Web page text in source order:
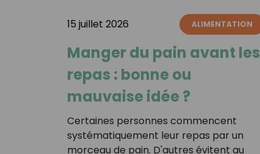
15 juillet 2026 ALIMENTATION
Manger du pain avant les
repas : bonne ou
mauvaise idée ?
Certaines personnes commencent
systématiquement leur repas par un
morceau de pain. D'autres évitent au